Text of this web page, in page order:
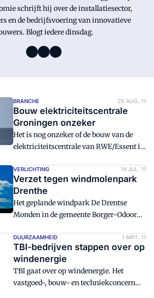
schrijft hij over de installatiesector,
en de bedrijfsvoering van innovatieve
Blogt iedere dinsdag.
BRANCHE 25 AUG. 11
Bouw elektriciteitscentrale
Groningen onzeker
Het is nog onzeker of de bouw van de
elektriciteitscentrale van RWE/Essent in
moet worden stilgelegd. De Groningse
college van Gedeputeerde Staten komt
pas eind deze week met een inhoudelijke
reactie op de uitspraak van de Raad van
State.
VERLICHTING 14 JUL. 11
Verzet tegen windmolenpark
Drenthe
Het geplande windpark De Drentse
Monden in de gemeente Borger-Odoorn
meerdere kleinere parken.
DUURZAAMHEID 1 MRT. 11
TBI-bedrijven stappen over op
windenergie
TBI gaat over op windenergie. Het
vastgoed-, bouw- en techniekconcern